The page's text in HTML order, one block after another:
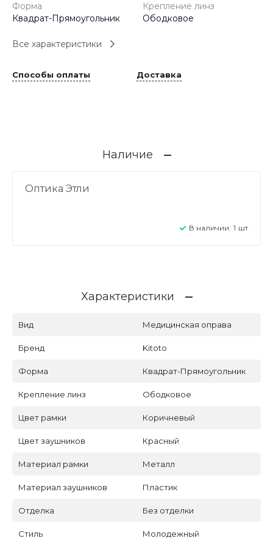
Форма
Квадрат-Прямоугольник
Крепление линз
Ободковое
Все характеристики
Способы оплаты Доставка
Наличие
Оптика Этли
В наличии: 1 шт
Характеристики
Вид Медицинская оправа
Бренд Kitoto
Форма Квадрат-Прямоугольник
Крепление линз Ободковое
Цвет рамки Коричневый
Цвет заушников Красный
Материал рамки Металл
Материал заушников Пластик
Отделка Без отделки
Стиль Молодежный